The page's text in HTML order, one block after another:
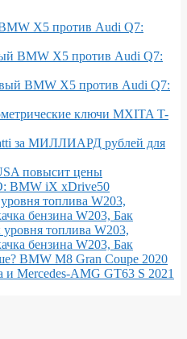
X5 против Audi Q7:
BMW X5 против Audi Q7:
BMW X5 против Audi Q7:
ключи MXITA T-
за МИЛЛИАРД рублей для
повысит цены
BMW iX xDrive50
топлива W203,
бензина W203, Бак
уровня топлива W203,
бензина W203, Бак
BMW M8 Gran Coupe 2020
и Mercedes-AMG GT63 S 2021